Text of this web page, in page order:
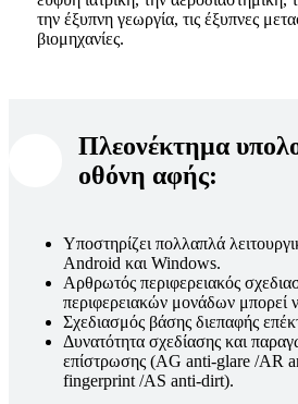
την έξυπνη γεωργία, τις έξυπνες
βιομηχανίες.
Πλεονέκτημα
οθόνη αφής:
Υποστηρίζει πολλαπλά
Android και Windows.
Αρθρωτός περιφερειακός
περιφερειακών μονάδων μπορεί
Σχεδιασμός βάσης διεπαφής
Δυνατότητα σχεδίασης και
επίστρωσης (AG anti-glare /AR
fingerprint /AS anti-dirt).